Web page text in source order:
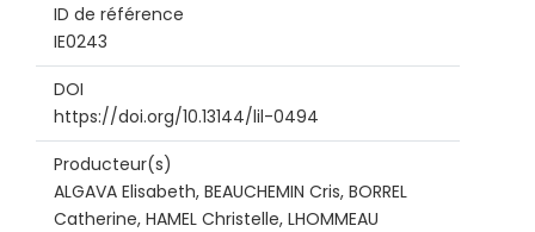
ID de référence
IE0243
DOI
https://doi.org/10.13144/lil-0494
Producteur(s)
ALGAVA Elisabeth, BEAUCHEMIN Cris, BORREL
Catherine, HAMEL Christelle, LHOMMEAU